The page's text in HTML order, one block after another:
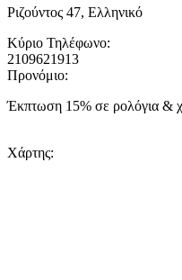
Ριζούντος 47, Ελληνικό
Κύριο Τηλέφωνο:
2109621913
Προνόμιο:
Έκπτωση 15% σε ρολόγια &
Χάρτης: